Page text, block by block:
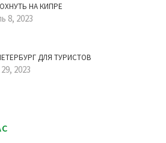
НА КИПРЕ
8, 2023
ДЛЯ ТУРИСТОВ
2023